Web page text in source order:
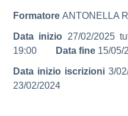
Formatore ANTONELLA
Data inizio 27/02/2025
19:00
Data fine 15/05/
Data inizio iscrizioni 3/
23/02/2024